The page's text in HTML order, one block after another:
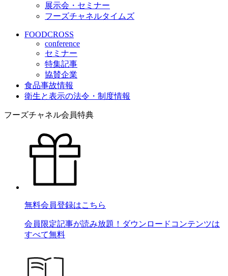
展示会・セミナー
フーズチャネルタイムズ
FOODCROSS
conference
セミナー
特集記事
協賛企業
食品事故情報
衛生と表示の法令・制度情報
フーズチャネル会員特典
無料会員登録はこちら
会員限定記事が読み放題！ダウンロードコンテンツは
すべて無料